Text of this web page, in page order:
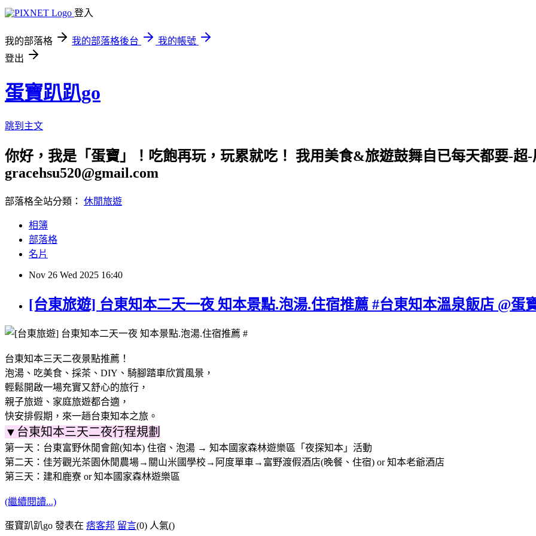
登入
我的部落格 我的部落格後台
我的帳號
登出
蛋寶趴趴go
跳到主文
你好，我是「蛋寶」！吃飽再玩，玩累就吃！ 我用美食&旅遊鼓舞自已每天都要-超
gracehsu520@gmail.com
部落格全站分類： 休閒旅遊
相簿
部落格
名片
Nov 26 Wed 2025 16:40
[台東旅遊] 台東知本二天一夜 知本景點.泡湯.住宿推薦 #台東知本溫泉飯店 @蛋
台東知本三天二夜景點推薦！
泡湯、吃美食、採茶、DIY、騎腳踏車欣賞風景，
輕鬆開啟一場充實又舒心的旅行，
親子旅遊、家庭旅遊都合適，
快安排假期，來一趟台東知本之旅。
▼台東知本三天二夜行程規劃
第一天：台東富野休閒會館(知本) 住宿、泡湯 → 知本國家森林遊樂區「夜探知本」活動
第二天：佳芳觀光茶園休閒農場→關山米國學校→阿度單車→富野渡假酒店(晚餐、住宿) or 知本老爺酒店
第三天：建和鹿寮 or 知本國家森林遊樂區
(繼續閱讀...)
蛋寶趴趴go 發表在 痞客邦 留言(0) 人氣()